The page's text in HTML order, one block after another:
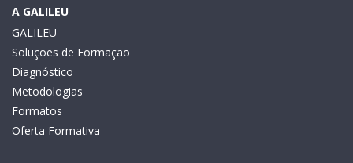
A GALILEU
GALILEU
Soluções de Formação
Diagnóstico
Metodologias
Formatos
Oferta Formativa